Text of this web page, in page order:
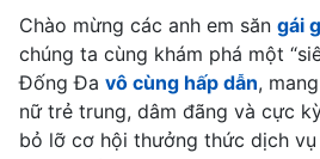
Chào mừng các anh em săn gái
chúng ta cùng khám phá một
Đống Đa vô cùng hấp dẫn,
nữ trẻ trung, dâm đãng và cực
bỏ lỡ cơ hội thưởng thức dịch